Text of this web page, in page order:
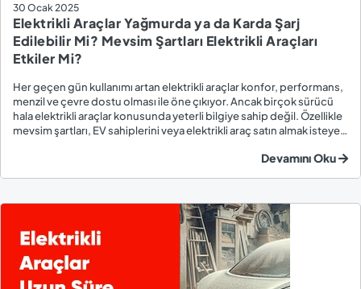
30 Ocak 2025
Elektrikli Araçlar Yağmurda ya da Karda Şarj
Edilebilir Mi? Mevsim Şartları Elektrikli Araçları
Etkiler Mi?
Her geçen gün kullanımı artan elektrikli araçlar konfor, performans,
menzil ve çevre dostu olması ile öne çıkıyor. Ancak birçok sürücü
hala elektrikli araçlar konusunda yeterli bilgiye sahip değil. Özellikle
mevsim şartları, EV sahiplerini veya elektrikli araç satın almak isteyen
Devamını Oku